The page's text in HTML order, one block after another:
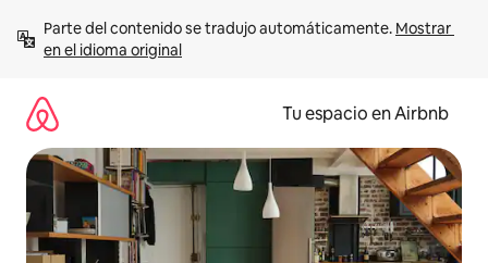
contenido
Parte del contenido se tradujo automáticamente. Mostrar
en el idioma original
Tu espacio en Airbnb